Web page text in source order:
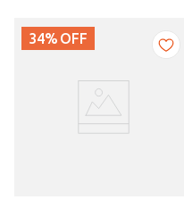
34% OFF